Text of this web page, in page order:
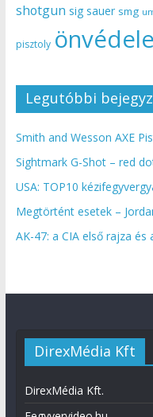
shotgun sig sauer smg
pisztoly
Legutóbbi
Smith and Wesson AXE
Sightmark G-Shot – red
USA: TOP10
Megtörtént esetek –
AK-47: a CIA első rajza
DirexMédia Kft
DirexMédia Kft.